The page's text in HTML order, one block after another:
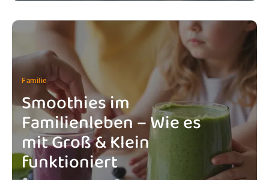
Familie
Smoothies im
Familienleben – Wie es
mit Groß & Klein
funktioniert